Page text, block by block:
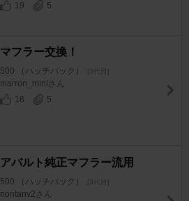
19
5
マフラー交換！
500 （ハッチバック） [3代目]
marron_miniさん
18
5
アバルト純正マフラー流用
500 （ハッチバック） [3代目]
nontanv2さん